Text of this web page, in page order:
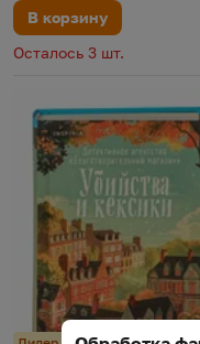
В корзину
Осталось 3 шт.